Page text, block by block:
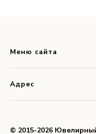
Кольца с
Меню сайта
Адрес
© 2015-2026